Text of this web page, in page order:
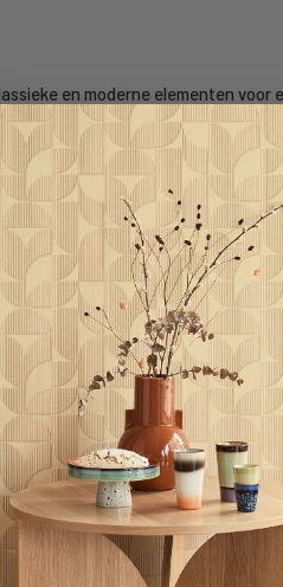
en moderne elementen voor
materialen die lang meegaan en
aan te brengen, waardoor u snel
van woonkamers en slaapkamers
transformeert u uw muren in
interieur en laat uw persoonlijke
uitstraling die het verdient